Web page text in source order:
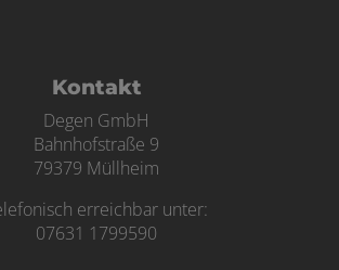
Kontakt
Degen GmbH
Bahnhofstraße 9
79379 Müllheim
erreichbar unter:
07631 1799590